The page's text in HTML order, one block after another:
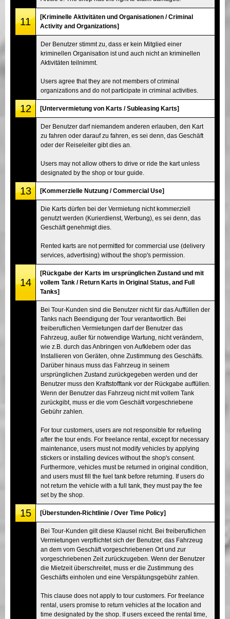
11
[Kriminelle Aktivitäten und Organisationen / Criminal
Activity and Organizations]
Der Benutzer stimmt zu, dass er kein Mitglied einer
kriminellen Organisation ist und auch nicht an kriminellen
Aktivitäten teilnimmt.
Users agree that they are not members of criminal
organizations and do not participate in criminal activities.
12 [Untervermietung von Karts / Subleasing Karts]
Der Benutzer darf niemandem anderen erlauben, den Kart
zu fahren oder darauf zu fahren, es sei denn, das Geschäft
oder der Reiseleiter gibt dies an.
Users may not allow others to drive or ride the kart unless
designated by the shop or tour guide.
13 [Kommerzielle Nutzung / Commercial Use]
Die Karts dürfen bei der Vermietung nicht kommerziell
genutzt werden (Kurierdienst, Werbung), es sei denn, das
Geschäft genehmigt dies.
Rented karts are not permitted for commercial use (delivery
services, advertising) without the shop's permission.
14
[Rückgabe der Karts im ursprünglichen Zustand und mit
vollem Tank / Return Karts in Original Status, and Full
Tanks]
Bei Tour-Kunden sind die Benutzer nicht für das Auffüllen der
Tanks nach Beendigung der Tour verantwortlich. Bei
freiberuflichen Vermietungen darf der Benutzer das
Fahrzeug, außer für notwendige Wartung, nicht verändern,
wie z.B. durch das Anbringen von Aufklebern oder das
Installieren von Geräten, ohne Zustimmung des Geschäfts.
Darüber hinaus muss das Fahrzeug in seinem
ursprünglichen Zustand zurückgegeben werden und der
Benutzer muss den Kraftstofftank vor der Rückgabe auffüllen.
Wenn der Benutzer das Fahrzeug nicht mit vollem Tank
zurückgibt, muss er die vom Geschäft vorgeschriebene
Gebühr zahlen.
For tour customers, users are not responsible for refueling
after the tour ends. For freelance rental, except for necessary
maintenance, users must not modify vehicles by applying
stickers or installing devices without the shop's consent.
Furthermore, vehicles must be returned in original condition,
and users must fill the fuel tank before returning. If users do
not return the vehicle with a full tank, they must pay the fee
set by the shop.
15 [Überstunden-Richtlinie / Over Time Policy]
Bei Tour-Kunden gilt diese Klausel nicht. Bei freiberuflichen
Vermietungen verpflichtet sich der Benutzer, das Fahrzeug
an dem vom Geschäft vorgeschriebenen Ort und zur
vorgeschriebenen Zeit zurückzugeben. Wenn der Benutzer
die Mietzeit überschreitet, muss er die Zustimmung des
Geschäfts einholen und eine Verspätungsgebühr zahlen.
This clause does not apply to tour customers. For freelance
rental, users promise to return vehicles at the location and
time designated by the shop. If users exceed the rental time,